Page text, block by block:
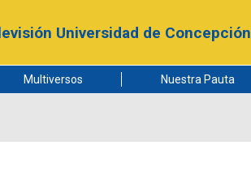
Universidad de Concepción
Multiversos Nuestra Pauta